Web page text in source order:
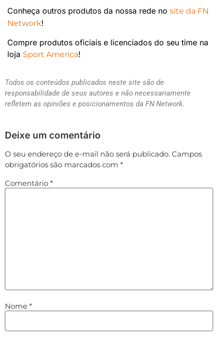
Conheça outros produtos da nossa rede no site da FN
Network!
Compre produtos oficiais e licenciados do seu time na
loja Sport America!
Todos os conteúdos publicados neste site são de
responsabilidade de seus autores e não necessariamente
refletem as opiniões e posicionamentos da FN Network.
Deixe um comentário
O seu endereço de e-mail não será publicado. Campos
obrigatórios são marcados com *
Comentário *
Nome *